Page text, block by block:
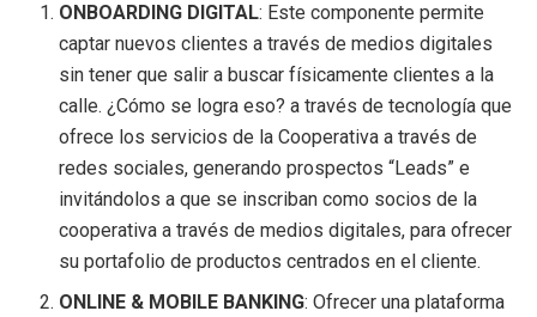
ONBOARDING DIGITAL: Este componente permite
captar nuevos clientes a través de medios digitales
sin tener que salir a buscar físicamente clientes a la
calle. ¿Cómo se logra eso? a través de tecnología que
ofrece los servicios de la Cooperativa a través de
redes sociales, generando prospectos “Leads” e
invitándolos a que se inscriban como socios de la
cooperativa a través de medios digitales, para ofrecer
su portafolio de productos centrados en el cliente.
ONLINE & MOBILE BANKING: Ofrecer una plataforma